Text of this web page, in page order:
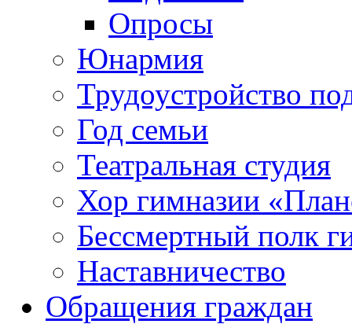
Опросы
Юнармия
Трудоустройство
Год семьи
Театральная студия
Хор гимназии
Бессмертный полк
Наставничество
Обращения граждан